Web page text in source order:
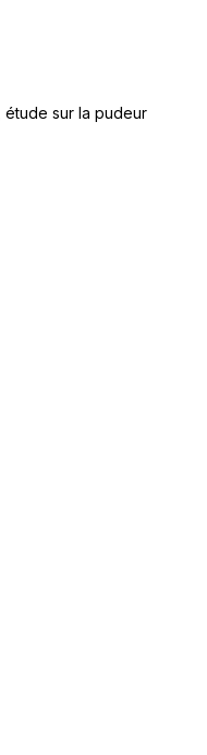
sur la pudeur